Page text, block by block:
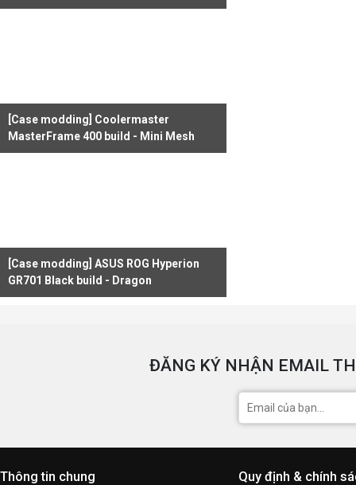
[Case modding] Coolermaster
MasterFrame 400 build - Mini Mesh
[Case modding] ASUS ROG Hyperion
GR701 Black build - Dragon
ĐĂNG KÝ NHẬN EMAIL
Thông tin chung Quy định & chính